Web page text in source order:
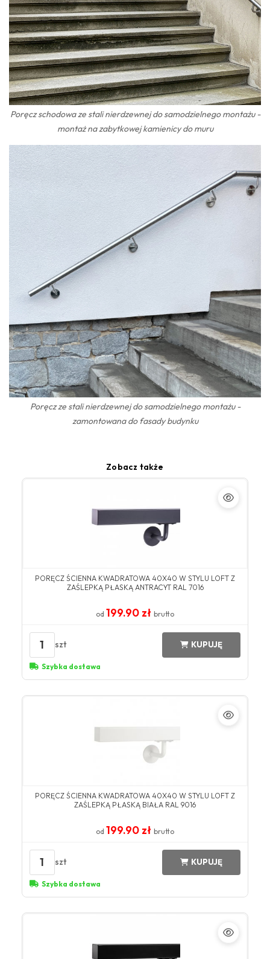
Poręcz schodowa ze stali nierdzewnej do samodzielnego montażu -
montaż na zabytkowej kamienicy do muru
Poręcz ze stali nierdzewnej do samodzielnego montażu -
zamontowana do fasady budynku
Zobacz także
PORĘCZ ŚCIENNA KWADRATOWA 40X40 W STYLU LOFT Z
ZAŚLEPKĄ PŁASKĄ ANTRACYT RAL 7016
od 199.90 zł brutto
1 szt KUPUJĘ
Szybka dostawa
PORĘCZ ŚCIENNA KWADRATOWA 40X40 W STYLU LOFT Z
ZAŚLEPKĄ PŁASKĄ BIAŁA RAL 9016
od 199.90 zł brutto
1 szt KUPUJĘ
Szybka dostawa